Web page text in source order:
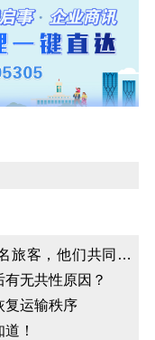
旅客，他们共同守
无共性原因？
复运输秩序
！